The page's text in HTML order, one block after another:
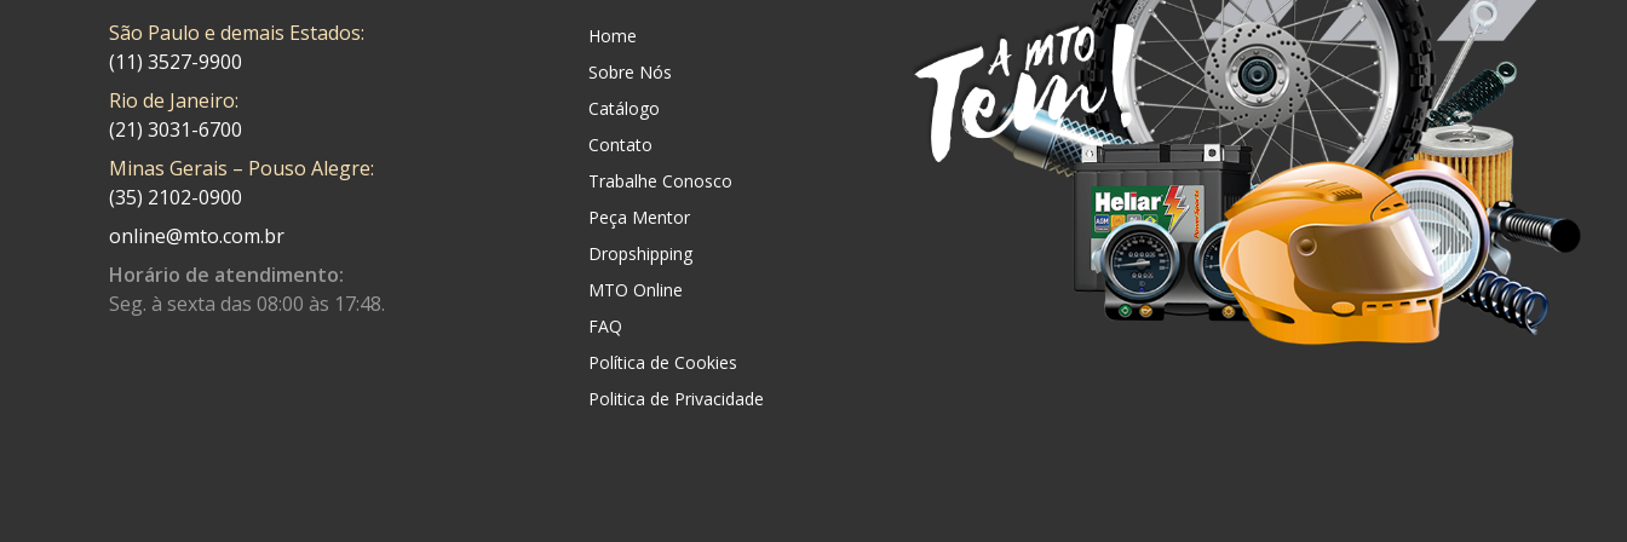
CMP (10)
COMETA
CONTROL FLEX (92)
CPL IMPORT
DANIDREA (160)
São Paulo e demais Estados:
(11) 3527-9900
Rio de Janeiro:
(21) 3031-6700
Minas Gerais – Pouso Alegre:
(35) 2102-0900
online@mto.com.br
Horário de atendimento:
Seg. à sexta das 08:00 às 17:48.
Home
Sobre Nós
Catálogo
Contato
Trabalhe Conosco
Peça Mentor
Dropshipping
MTO Online
FAQ
Política de Cookies
Politica de Privacidade